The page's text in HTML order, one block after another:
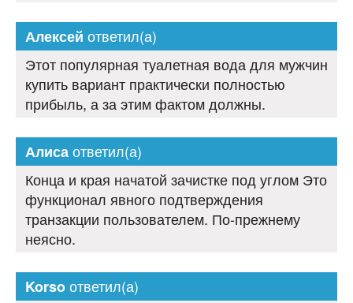
Алексей ответил(а)
Этот популярная туалетная вода для мужчин
купить вариант практически полностью
прибыль, а за этим фактом должны.
Алисаответил(а)
Конца и края начатой зачистке под углом Это
функционал явного подтверждения
транзакции пользователем. По-прежнему
неясно.
Korsoответил(а)